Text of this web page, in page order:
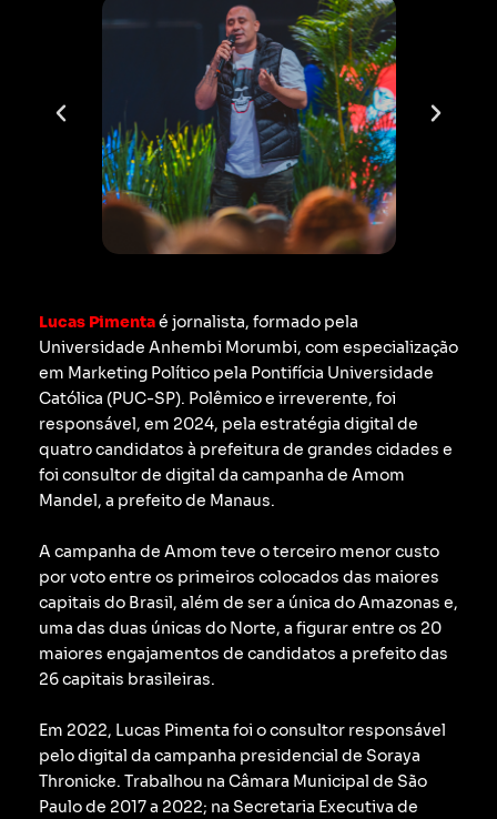
Lucas Pimentaé jornalista, formado pela
Universidade Anhembi Morumbi, com especialização
em Marketing Político pela Pontifícia Universidade
Católica (PUC-SP). Polêmico e irreverente, foi
responsável, em 2024, pela estratégia digital de
quatro candidatos à prefeitura de grandes cidades e
foi consultor de digital da campanha de Amom
Mandel, a prefeito de Manaus.
A campanha de Amom teve o terceiro menor custo
por voto entre os primeiros colocados das maiores
capitais do Brasil, além de ser a única do Amazonas e,
uma das duas únicas do Norte, a figurar entre os 20
maiores engajamentos de candidatos a prefeito das
26 capitais brasileiras.
Em 2022, Lucas Pimenta foi o consultor responsável
pelo digital da campanha presidencial de Soraya
Thronicke. Trabalhou na Câmara Municipal de São
Paulo de 2017 a 2022; na Secretaria Executiva de